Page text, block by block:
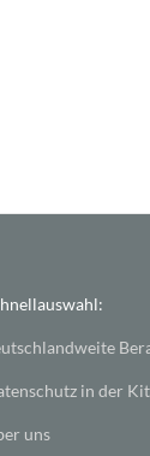
in der
uns